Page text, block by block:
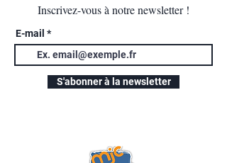
Inscrivez-vous à notre newsletter !
E-mail
S'abonner à la newsletter